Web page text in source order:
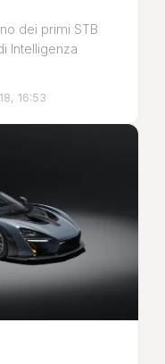
dei primi STB
Intelligenza
16:53